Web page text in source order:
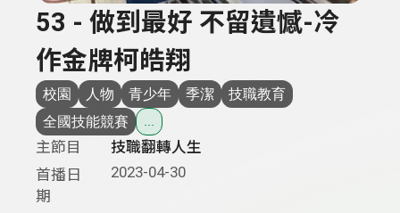
53 - 做到最好 不留遺憾-冷
作金牌柯皓翔
校園 人物 青少年 季潔
技職教育
全國技能競賽
...
主節目
技職翻轉人生
首播日
期
2023-04-30